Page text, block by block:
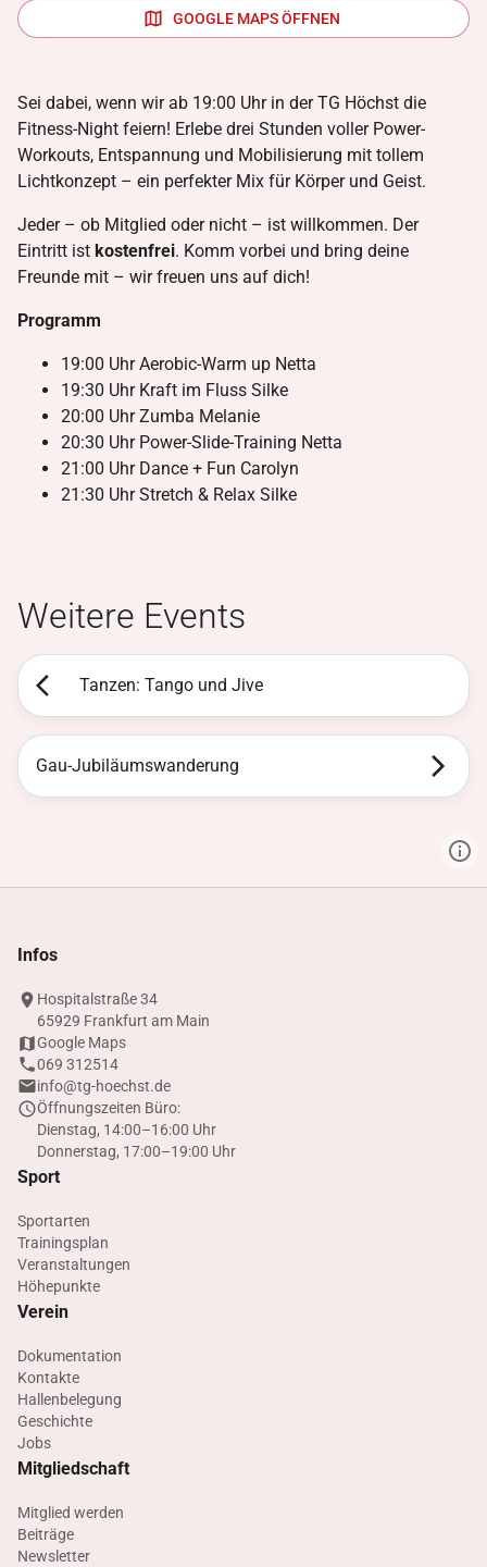
GOOGLE MAPS ÖFFNEN
Sei dabei, wenn wir ab 19:00 Uhr in der TG Höchst die
Fitness-Night feiern! Erlebe drei Stunden voller Power-
Workouts, Entspannung und Mobilisierung mit tollem
Lichtkonzept – ein perfekter Mix für Körper und Geist.
Jeder – ob Mitglied oder nicht – ist willkommen. Der
Eintritt ist kostenfrei. Komm vorbei und bring deine
Freunde mit – wir freuen uns auf dich!
Programm
19:00 Uhr Aerobic-Warm up Netta
19:30 Uhr Kraft im Fluss Silke
20:00 Uhr Zumba Melanie
20:30 Uhr Power-Slide-Training Netta
21:00 Uhr Dance + Fun Carolyn
21:30 Uhr Stretch & Relax Silke
Weitere Events
Tanzen: Tango und Jive
Gau-Jubiläumswanderung
Infos
Hospitalstraße 34
65929 Frankfurt am Main
Google Maps
069 312514
info@tg-hoechst.de
Öffnungszeiten Büro:
Dienstag, 14:00–16:00 Uhr
Donnerstag, 17:00–19:00 Uhr
Sport
Sportarten
Trainingsplan
Veranstaltungen
Höhepunkte
Verein
Dokumentation
Kontakte
Hallenbelegung
Geschichte
Jobs
Mitgliedschaft
Mitglied werden
Beiträge
Newsletter